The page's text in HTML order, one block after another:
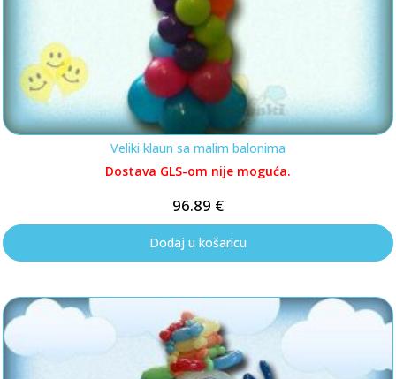
Veliki klaun sa malim balonima
Dostava GLS-om nije moguća.
96.89 €
Dodaj u košaricu